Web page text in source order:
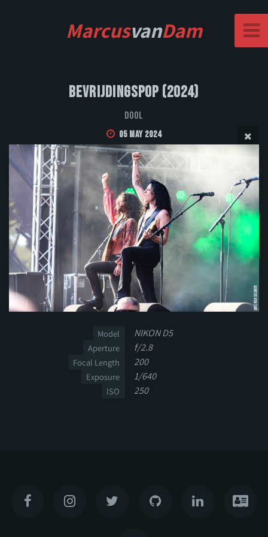
MarcusvanDam
Bevrijdingspop (2024)
DOOL
05 May 2024
Model NIKON D5
Aperture f/2.8
Focal Length 200
Exposure 1/640
ISO 250